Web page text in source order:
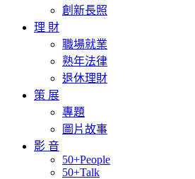
創新長照
理 財
職場就業
熟年法律
退休理財
策 展
專題
圖片故事
影 音
50+People
50+Talk